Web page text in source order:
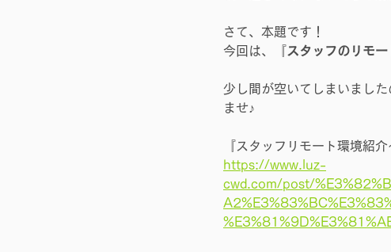
さて、本題です！
今回は、『スタッフのリモ
少し間が空いてしまいまし
ませ♪
『スタッフリモート環境紹介
https://www.luz-
cwd.com/post/